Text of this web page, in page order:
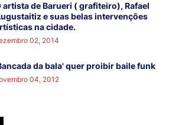
artista de Barueri ( grafiteiro), Rafael
e suas belas intervenções
na cidade.
02, 2014
da bala' quer proibir baile funk
04, 2012